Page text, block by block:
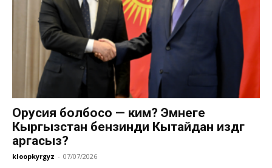
Орусия болбосо — ким? Эмнеге
Кыргызстан бензинди Кытайдан издөөгө
аргасыз?
kloopkyrgyz - 07/07/2026